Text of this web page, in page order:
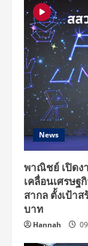
News
พาณิชย์ เปิดงา
เคลื่อนเศรษฐ
สากล ตั้งเป้า
บาท
Hannah